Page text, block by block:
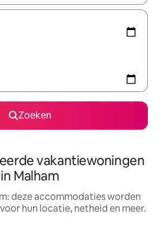
Zoeken
vakantiewoningen
in Malham
deze accommodaties worden
hun locatie, netheid en meer.